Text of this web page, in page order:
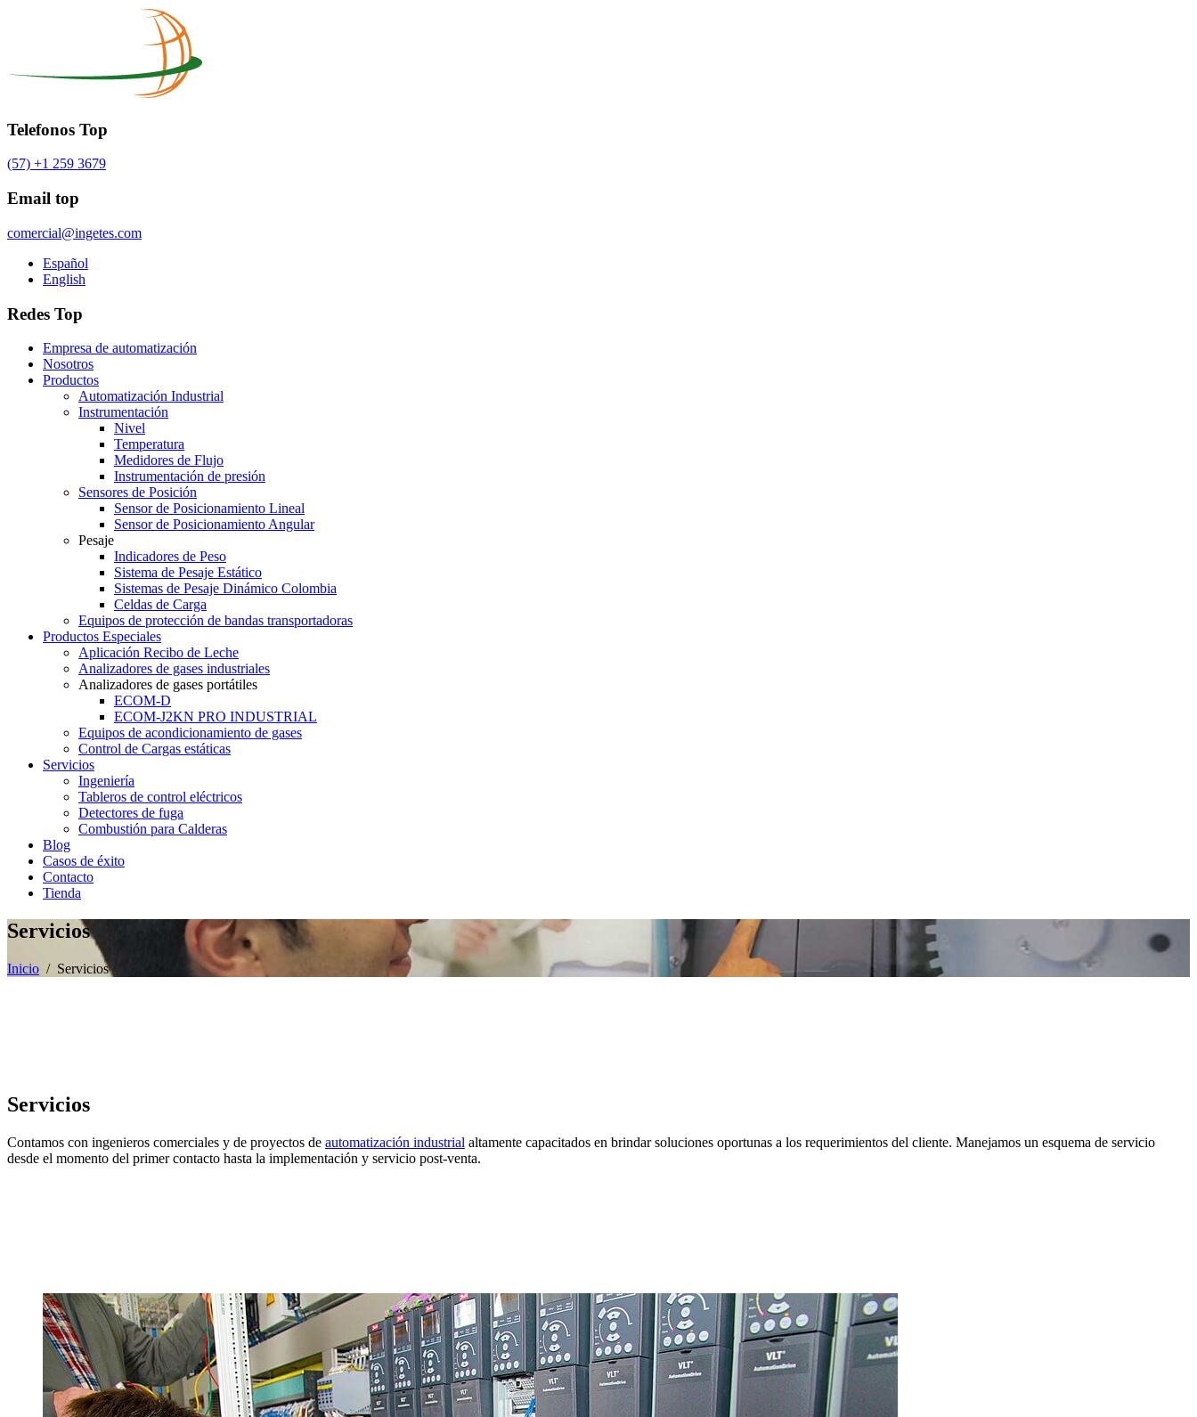
Telefonos Top
(57) +1 259 3679
Email top
comercial@ingetes.com
Español
English
Redes Top
Empresa de automatización
Nosotros
Productos
Automatización Industrial
Instrumentación
Nivel
Temperatura
Medidores de Flujo
Instrumentación de presión
Sensores de Posición
Sensor de Posicionamiento Lineal
Sensor de Posicionamiento Angular
Pesaje
Indicadores de Peso
Sistema de Pesaje Estático
Sistemas de Pesaje Dinámico Colombia
Celdas de Carga
Equipos de protección de bandas transportadoras
Productos Especiales
Aplicación Recibo de Leche
Analizadores de gases industriales
Analizadores de gases portátiles
ECOM-D
ECOM-J2KN PRO INDUSTRIAL
Equipos de acondicionamiento de gases
Control de Cargas estáticas
Servicios
Ingeniería
Tableros de control eléctricos
Detectores de fuga
Combustión para Calderas
Blog
Casos de éxito
Contacto
Tienda
Servicios
Inicio / Servicios
Servicios
Contamos con ingenieros comerciales y de proyectos de automatización industrial altamente capacitados en brindar soluciones oportunas a los requerimientos del cliente. Manejamos un esquema de servicio
desde el momento del primer contacto hasta la implementación y servicio post-venta.